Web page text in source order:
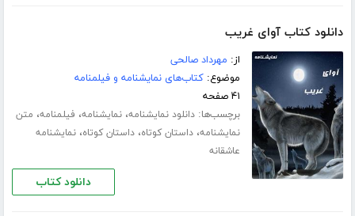
دانلود کتاب آوای غریب
از: مهرداد صالحی
موضوع:کتاب‌های نمایشنامه و فیلمنامه
۴۱ صفحه
برچسب‌ها:دانلود نمایشنامه،نمایشنامه، فیلمنامه، متن
نمایشنامه،داستان کوتاه،داستان کوتاه،نمایشنامه
عاشقانه
دانلود کتاب